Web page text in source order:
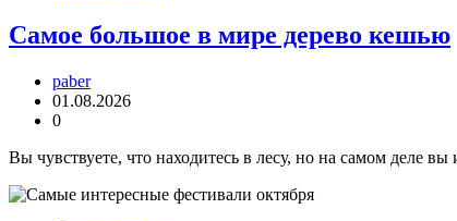
Самое большое в мире дерево кешью
paber
01.08.2026
0
Вы чувствуете, что находитесь в лесу, но на самом деле